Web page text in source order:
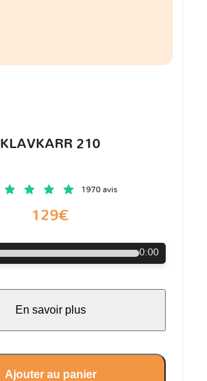
KLAVKARR 210
1970 avis
129€
0:00
En savoir plus
Ajouter au panier